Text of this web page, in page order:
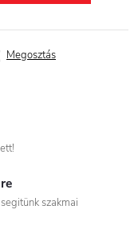
Megosztás
szakmai